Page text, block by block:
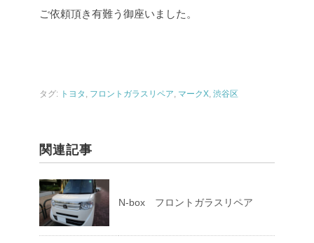
ご依頼頂き有難う御座いました。
タグ: トヨタ , フロントガラスリペア, マークX, 渋谷区
関連記事
N-box フロントガラスリペア